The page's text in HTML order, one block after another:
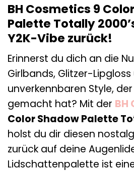
BH Cosmetics 9
Palette Totally
Y2K-Vibe zurück!
Erinnerst du dich an die
Girlbands, Glitzer-
unverkennbaren Style,
gemacht hat? Mit der BH
Color Shadow Palette
holst du dir diesen
zurück auf deine
Lidschattenpalette ist